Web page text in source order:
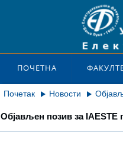
ПОЧЕТНА
Почетак Новости
Објављен позив за IAESTE